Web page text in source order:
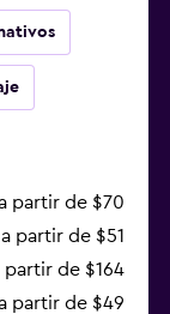
partir de $70
a partir de $51
partir de $164
partir de $49